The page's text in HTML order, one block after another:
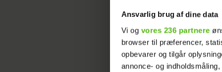
Ansvarlig brug af dine data
Vi og vores 236 partnere
browser til præferencer,
opbevarer og tilgår
annonce- og